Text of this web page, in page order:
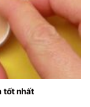
tốt nhất